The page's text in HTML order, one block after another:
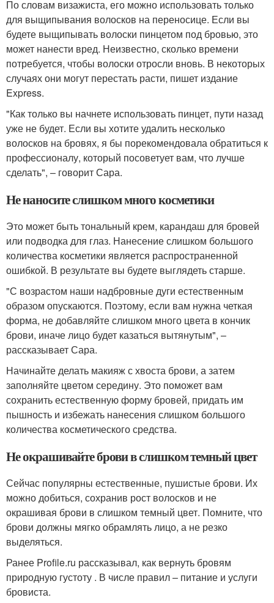
По словам визажиста, его можно использовать только
для выщипывания волосков на переносице. Если вы
будете выщипывать волоски пинцетом под бровью, это
может нанести вред. Неизвестно, сколько времени
потребуется, чтобы волоски отросли вновь. В некоторых
случаях они могут перестать расти, пишет издание
Express.
"Как только вы начнете использовать пинцет, пути назад
уже не будет. Если вы хотите удалить несколько
волосков на бровях, я бы порекомендовала обратиться к
профессионалу, который посоветует вам, что лучше
сделать", – говорит Сара.
Не наносите слишком много косметики
Это может быть тональный крем, карандаш для бровей
или подводка для глаз. Нанесение слишком большого
количества косметики является распространенной
ошибкой. В результате вы будете выглядеть старше.
"С возрастом наши надбровные дуги естественным
образом опускаются. Поэтому, если вам нужна четкая
форма, не добавляйте слишком много цвета в кончик
брови, иначе лицо будет казаться вытянутым", –
рассказывает Сара.
Начинайте делать макияж с хвоста брови, а затем
заполняйте цветом середину. Это поможет вам
сохранить естественную форму бровей, придать им
пышность и избежать нанесения слишком большого
количества косметического средства.
Не окрашивайте брови в слишком темный цвет
Сейчас популярны естественные, пушистые брови. Их
можно добиться, сохранив рост волосков и не
окрашивая брови в слишком темный цвет. Помните, что
брови должны мягко обрамлять лицо, а не резко
выделяться.
Ранее Profile.ru рассказывал, как вернуть бровям
природную густоту . В числе правил – питание и услуги
бровиста.